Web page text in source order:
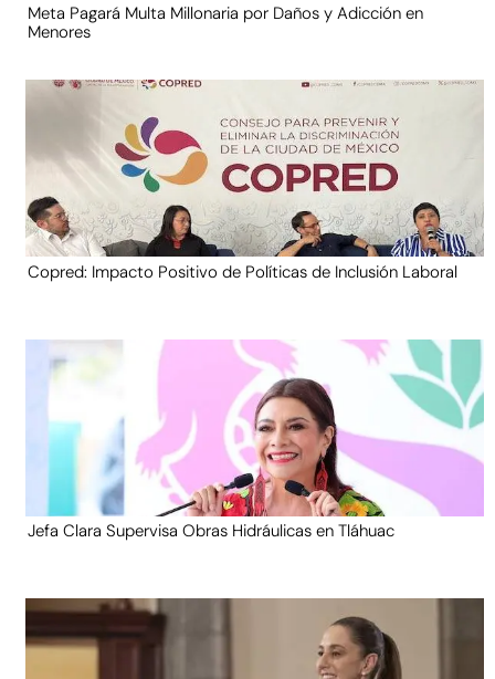
Meta Pagará Multa Millonaria por Daños y Adicción en
Menores
Copred: Impacto Positivo de Políticas de Inclusión Laboral
Jefa Clara Supervisa Obras Hidráulicas en Tláhuac